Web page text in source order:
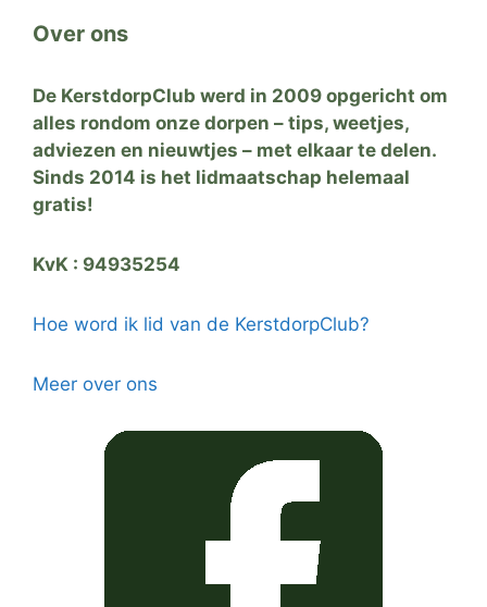
Over ons
De KerstdorpClub werd in 2009 opgericht om
alles rondom onze dorpen – tips, weetjes,
adviezen en nieuwtjes – met elkaar te delen.
Sinds 2014 is het lidmaatschap helemaal
gratis!
KvK : 94935254
Hoe word ik lid van de KerstdorpClub?
Meer over ons